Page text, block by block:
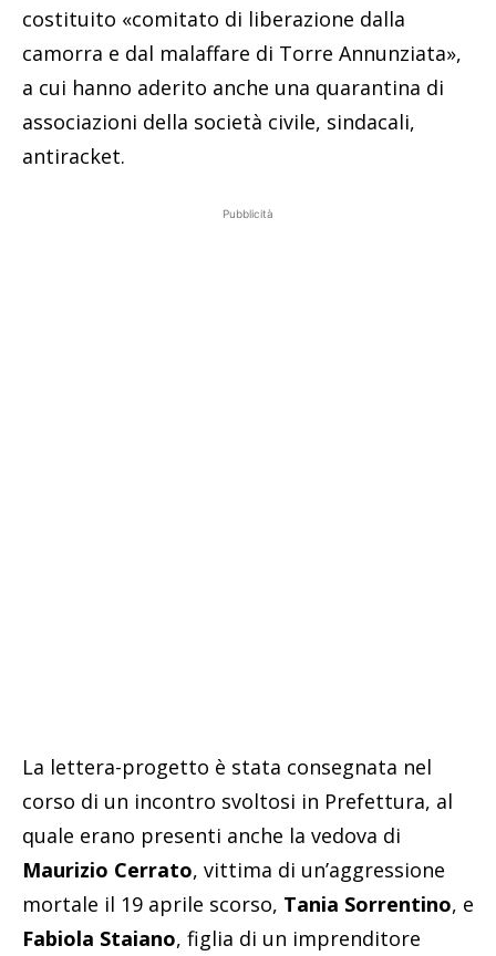
costituito «comitato di liberazione dalla
camorra e dal malaffare di Torre Annunziata»,
a cui hanno aderito anche una quarantina di
associazioni della società civile, sindacali,
antiracket.
Pubblicità
La lettera-progetto è stata consegnata nel
corso di un incontro svoltosi in Prefettura, al
quale erano presenti anche la vedova di
Maurizio Cerrato, vittima di un’aggressione
mortale il 19 aprile scorso, Tania Sorrentino, e
Fabiola Staiano, figlia di un imprenditore